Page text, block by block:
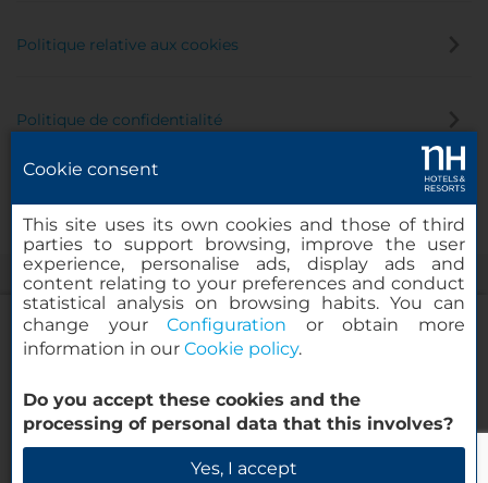
NH Collection Taormina
Vérifier la disponibilité
Politique relative aux cookies
Politique de confidentialité
© 2000-2026 MINOR HOTELS EUROPE & AMERICAS Santa Engracia
120. 28003 Madrid, Espagne
Cookie consent
This site uses its own cookies and those of third
parties to support browsing, improve the user
experience, personalise ads, display ads and
content relating to your preferences and conduct
statistical analysis on browsing habits. You can
change yourConfiguration or obtain more
information in our Cookie policy.
Do you accept these cookies and the
processing of personal data that this involves?
Yes, I accept